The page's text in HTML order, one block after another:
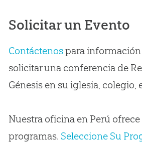
Solicitar un Evento
Contáctenospara información
solicitar una conferencia de
Génesis en su iglesia, colegio,
Nuestra oficina en Perú
programas. Seleccione Su